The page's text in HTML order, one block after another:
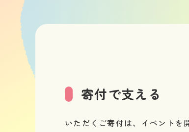
寄付で支える
いただくご寄付は、イベントを